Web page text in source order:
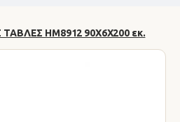
HM8912 90Χ6Χ200 εκ.